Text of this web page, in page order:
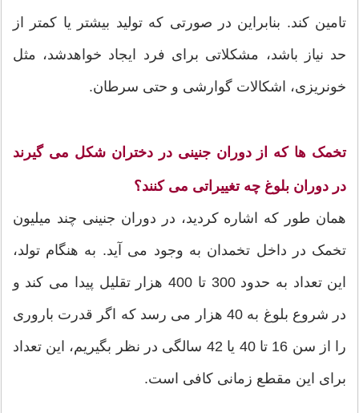
تامین کند. بنابراین در صورتی که تولید بیشتر یا کمتر از
حد نیاز باشد، مشکلاتی برای فرد ایجاد خواهدشد، مثل
خونریزی، اشکالات گوارشی و حتی سرطان.
تخمک ها که از دوران جنینی در دختران شکل می گیرند
در دوران بلوغ چه تغییراتی می کنند؟
همان طور که اشاره کردید، در دوران جنینی چند میلیون
تخمک در داخل تخمدان به وجود می آید. به هنگام تولد،
این تعداد به حدود 300 تا 400 هزار تقلیل پیدا می کند و
در شروع بلوغ به 40 هزار می رسد که اگر قدرت باروری
را از سن 16 تا 40 یا 42 سالگی در نظر بگیریم، این تعداد
برای این مقطع زمانی کافی است.